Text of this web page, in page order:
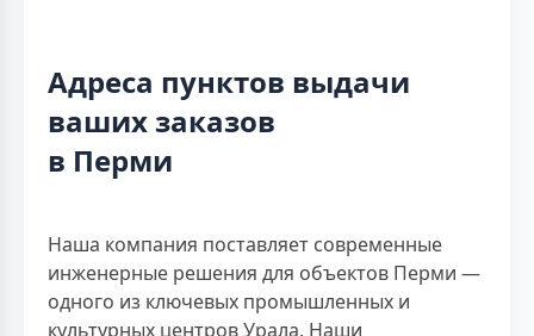
Адреса пунктов выдачи
ваших заказов
в Перми
Наша компания поставляет современные
инженерные решения для объектов Перми —
одного из ключевых промышленных и
культурных центров Урала. Наши